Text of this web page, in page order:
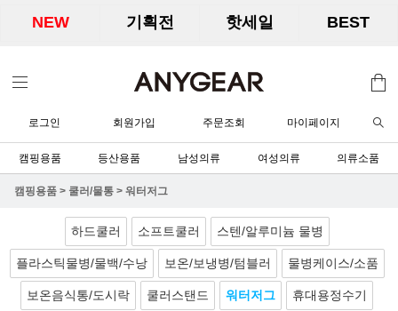
NEW 기획전 핫세일 BEST
로그인 회원가입 주문조회 마이페이지
캠핑용품 등산용품 남성의류 여성의류 의류소품
캠핑용품 > 쿨러/물통 > 워터저그
하드쿨러 소프트쿨러 스텐/알루미늄 물병
플라스틱물병/물백/수낭 보온/보냉병/텀블러 물병케이스/소품
보온음식통/도시락 쿨러스탠드 워터저그 휴대용정수기